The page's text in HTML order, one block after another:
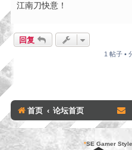
江南刀快意！
回复
1 帖子 •
首页 论坛首页
*SE Gamer